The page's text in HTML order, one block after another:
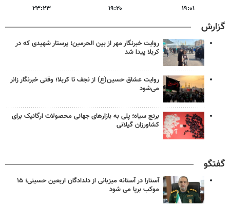
۱۹:۰۱
۱۹:۲۰
۲۳:۲۳
گزارش
روایت خبرنگار مهر از بین الحرمین؛ پرستار شهیدی که در
کربلا پیدا شد
روایت عشاق حسین(ع) از نجف تا کربلا؛ وقتی خبرنگار زائر
می‌شود
برنج سیاه؛ پلی به بازارهای جهانی محصولات ارگانیک برای
کشاورزان گیلانی
گفتگو
آستارا در آستانه میزبانی از دلدادگان اربعین حسینی؛ ۱۵
موکب برپا می شود